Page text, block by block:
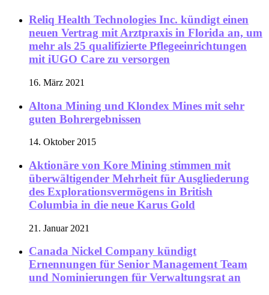
Reliq Health Technologies Inc. kündigt einen
neuen Vertrag mit Arztpraxis in Florida an, um
mehr als 25 qualifizierte Pflegeeinrichtungen
mit iUGO Care zu versorgen
16. März 2021
Altona Mining und Klondex Mines mit sehr
guten Bohrergebnissen
14. Oktober 2015
Aktionäre von Kore Mining stimmen mit
überwältigender Mehrheit für Ausgliederung
des Explorationsvermögens in British
Columbia in die neue Karus Gold
21. Januar 2021
Canada Nickel Company kündigt
Ernennungen für Senior Management Team
und Nominierungen für Verwaltungsrat an